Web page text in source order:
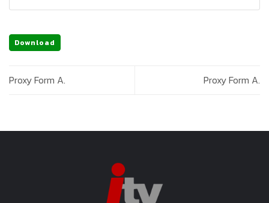
Download
Proxy Form A. Proxy Form A.